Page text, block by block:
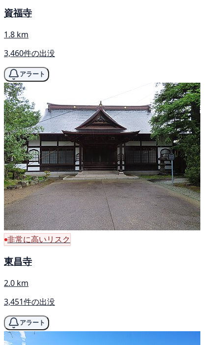
資福寺
1.8 km
3,460件の出没
アラート
非常に高いリスク
東昌寺
2.0 km
3,451件の出没
アラート